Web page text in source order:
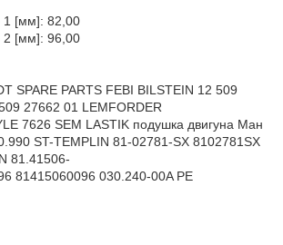
1 [мм]: 82,00
2 [мм]: 96,00
SPARE PARTS FEBI BILSTEIN 12 509
27662 01 LEMFORDER
7626 SEM LASTIK подушка двигуна Ман
ST-TEMPLIN 81-02781-SX 8102781SX
81.41506-
81415060096 030.240-00A PE